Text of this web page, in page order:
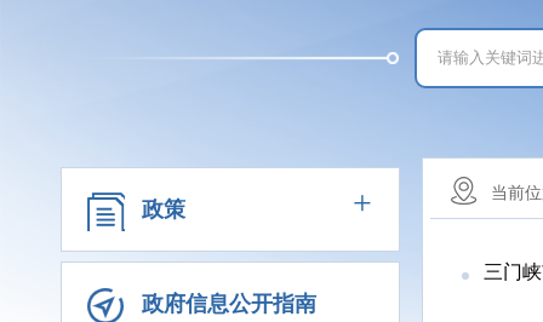
政策 +
政府信息公开指南
当前
三门